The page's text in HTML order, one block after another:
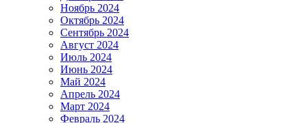
Ноябрь 2024
Октябрь 2024
Сентябрь 2024
Август 2024
Июль 2024
Июнь 2024
Май 2024
Апрель 2024
Март 2024
Февраль 2024